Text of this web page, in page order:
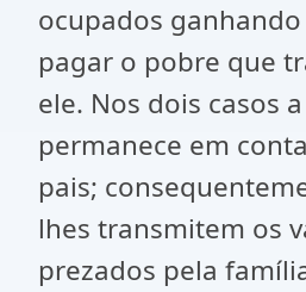
ocupados
pagar o pobre que
ele. Nos dois casos
permanece em
pais;
lhes transmitem os
prezados pela